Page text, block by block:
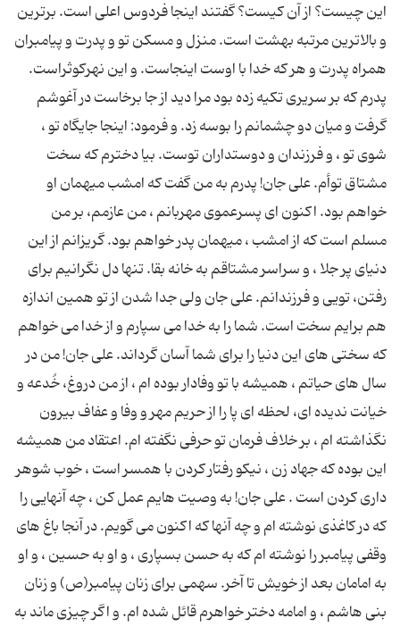
این چیست؟ از آن کیست؟ گفتند اینجا فردوس اعلی است. برترین
و بالاترین مرتبه بهشت است. منزل و مسکن تو و پدرت و پیامبران
همراه پدرت و هر که خدا با اوست اینجاست. و این نهرکوثراست.
پدرم که بر سریری تکیه زده بود مرا دید از جا برخاست در آغوشم
گرفت و میان دو چشمانم را بوسه زد. و فرمود: اینجا جایگاه تو ،
شوی تو ، و فرزندان و دوستداران توست. بیا دخترم که سخت
مشتاق توأم. علی جان! پدرم به من گفت که امشب میهمان او
خواهم بود. اکنون ای پسرعموی مهربانم ، من عازمم، بر من
مسلم است که از امشب ، میهمان پدر خواهم بود. گریزانم از این
دنیای پر جلا ، و سراسر مشتاقم به خانه بقا. تنها دل نگرانیم برای
رفتن، تویی و فرزندانم. علی جان ولی جدا شدن از تو همین اندازه
هم برایم سخت است. شما را به خدا می سپارم و از خدا می خواهم
که سختی های این دنیا را برای شما آسان گرداند. علی جان! من در
سال های حیاتم ، همیشه با تو وفادار بوده ام ، از من دروغ، خُدعه و
خیانت ندیده ای، لحظه ای پا را از حریم مهر و وفا و عفاف بیرون
نگذاشته ام ، بر خلاف فرمان تو حرفی نگفته ام. اعتقاد من همیشه
این بوده که جهاد زن ، نیکو رفتار کردن با همسر است ، خوب شوهر
داری کردن است . علی جان! به وصیت هایم عمل کن ، چه آنهایی را
که در کاغذی نوشته ام و چه آنها که اکنون می گویم. در آنجا باغ های
وقفی پیامبر را نوشته ام که به حسن بسپاری ، و او به حسین ، و او
به امامان بعد از خویش تا آخر. سهمی برای زنان پیامبر(ص) و زنان
بنی هاشم ، و امامه دختر خواهرم قائل شده ام. و اگر چیزی ماند به